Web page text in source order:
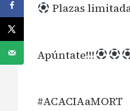
Plazas
Apúntate!!!
#ACACIAaMORT